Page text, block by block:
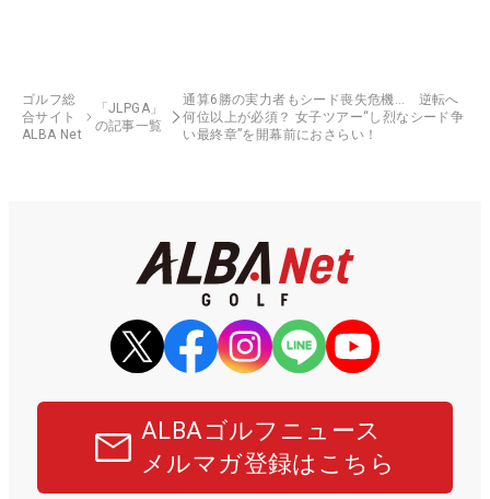
ゴルフ総
合サイト
ALBA Net
「JLPGA」
の記事一覧
通算6勝の実力者もシード喪失危機… 逆転へ
何位以上が必須？ 女子ツアー“し烈なシード争
い最終章”を開幕前におさらい！
ALBAゴルフニュース
メルマガ登録はこちら